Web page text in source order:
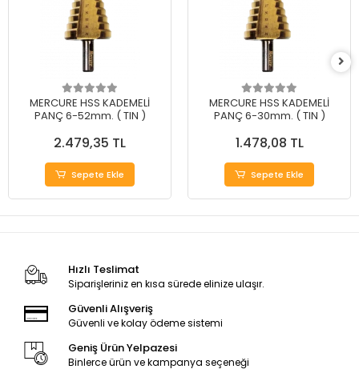
MERCURE HSS KADEMELİ
PANÇ 6-52mm. ( TIN )
2.479,35 TL
Sepete Ekle
MERCURE HSS KADEMELİ
PANÇ 6-30mm. ( TIN )
1.478,08 TL
Sepete Ekle
Hızlı Teslimat
Siparişleriniz en kısa sürede elinize ulaşır.
Güvenli Alışveriş
Güvenli ve kolay ödeme sistemi
Geniş Ürün Yelpazesi
Binlerce ürün ve kampanya seçeneği